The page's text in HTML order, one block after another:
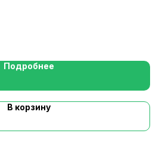
Подробнее
В корзину